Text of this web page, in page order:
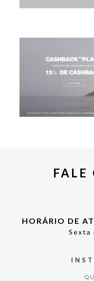
FALE
HORÁRIO DE
Sexta